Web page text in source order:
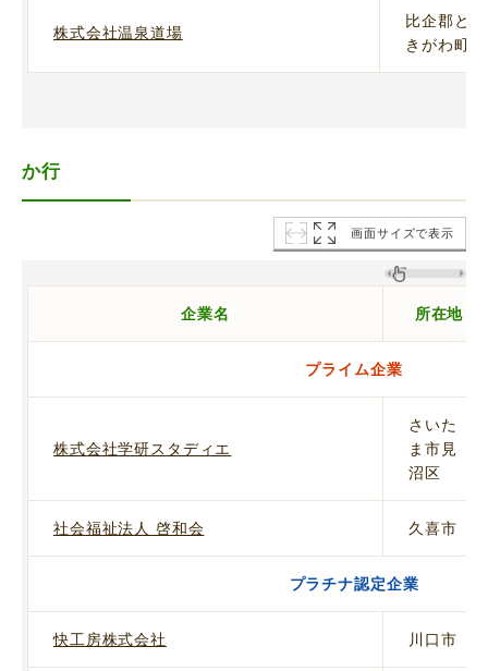
株式会社温泉道場
比企郡と
きがわ町
か行
画面サイズで表示
企業名 所在地
プライム企業
株式会社学研スタディエ
さいた
ま市見
沼区
社会福祉法人 啓和会 久喜市
プラチナ認定企業
快工房株式会社 川口市